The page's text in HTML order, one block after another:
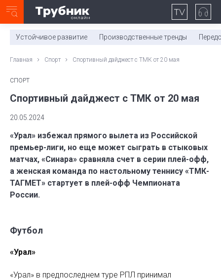
0:00/ 11:03
Устойчивое развитие Производственные тренды
Главная Спорт Спортивный дайджест с ТМК от 20 мая
СПОРТ
Спортивный дайджест с ТМК от 20 мая
20.05.2024
«Урал» избежал прямого вылета из Российской
премьер-лиги, но еще может сыграть в стыковых
матчах, «Синара» сравняла счет в серии плей-офф,
а женская команда по настольному теннису «ТМК-
ТАГМЕТ» стартует в плей-офф Чемпионата
России.
Футбол
«Урал»
«Урал» в предпоследнем туре РПЛ принимал